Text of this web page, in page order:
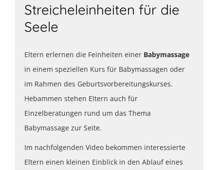
Streicheleinheiten für die
Seele
Eltern erlernen die Feinheiten einer Babymassage
in einem speziellen Kurs für Babymassagen oder
im Rahmen des Geburtsvorbereitungskurses.
Hebammen stehen Eltern auch für
Einzelberatungen rund um das Thema
Babymassage zur Seite.
Im nachfolgenden Video bekommen interessierte
Eltern einen kleinen Einblick in den Ablauf eines